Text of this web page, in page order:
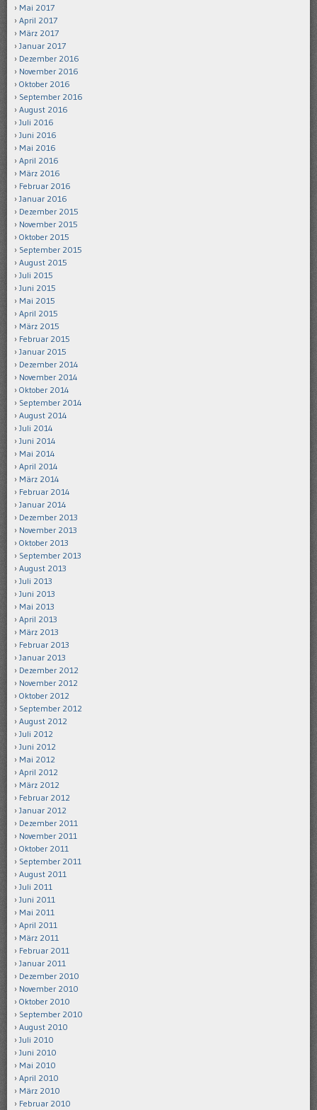
Mai 2017
April 2017
März 2017
Januar 2017
Dezember 2016
November 2016
Oktober 2016
September 2016
August 2016
Juli 2016
Juni 2016
Mai 2016
April 2016
März 2016
Februar 2016
Januar 2016
Dezember 2015
November 2015
Oktober 2015
September 2015
August 2015
Juli 2015
Juni 2015
Mai 2015
April 2015
März 2015
Februar 2015
Januar 2015
Dezember 2014
November 2014
Oktober 2014
September 2014
August 2014
Juli 2014
Juni 2014
Mai 2014
April 2014
März 2014
Februar 2014
Januar 2014
Dezember 2013
November 2013
Oktober 2013
September 2013
August 2013
Juli 2013
Juni 2013
Mai 2013
April 2013
März 2013
Februar 2013
Januar 2013
Dezember 2012
November 2012
Oktober 2012
September 2012
August 2012
Juli 2012
Juni 2012
Mai 2012
April 2012
März 2012
Februar 2012
Januar 2012
Dezember 2011
November 2011
Oktober 2011
September 2011
August 2011
Juli 2011
Juni 2011
Mai 2011
April 2011
März 2011
Februar 2011
Januar 2011
Dezember 2010
November 2010
Oktober 2010
September 2010
August 2010
Juli 2010
Juni 2010
Mai 2010
April 2010
März 2010
Februar 2010